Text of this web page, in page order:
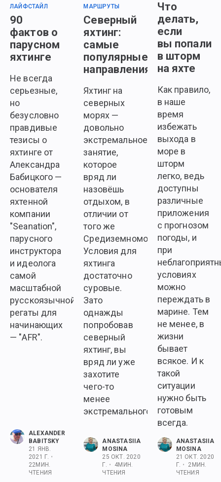
ЛАЙФСТАЙЛ
90
фактов о
парусном
яхтинге
Не всегда
серьезные,
но
безусловно
правдивые
тезисы о
яхтинге от
Александра
Бабицкого —
основателя
яхтенной
компании
"Seanation",
парусного
инструктора
и идеолога
самой
масштабной
русскоязычной
регаты для
начинающих
— "AFR".
ALEXANDER
BABITSKY
21 ЯНВ.
2021 Г. •
22МИН.
ЧТЕНИЯ
МАРШРУТЫ
Северный
яхтинг:
самые
популярные
направления
Яхтинг на
северных
морях —
довольно
экстремальное
занятие,
которое
вряд ли
назовёшь
отдыхом, в
отличии от
того же
Средиземноморья.
Условия для
яхтинга
достаточно
суровые.
Зато
однажды
попробовав
северный
яхтинг, вы
вряд ли уже
захотите
чего-то
менее
экстремального.
ANASTASIIA
MOSINA
25 ОКТ. 2020
Г. • 4МИН.
ЧТЕНИЯ
Что
делать,
если
вы попали
в шторм
на яхте
Как правило,
в наше
время
избежать
выхода в
море в
шторм
легко, ведь
доступны
различные
приложения
с прогнозом
погоды, и
при
условиях
можно
переждать в
марине. Тем
не менее, в
жизни
бывает
всякое. И к
такой
ситуации
нужно быть
готовым
всегда.
ANASTASIIA
MOSINA
21 ОКТ. 2020
Г. • 2 МИН.
ЧТЕНИЯ